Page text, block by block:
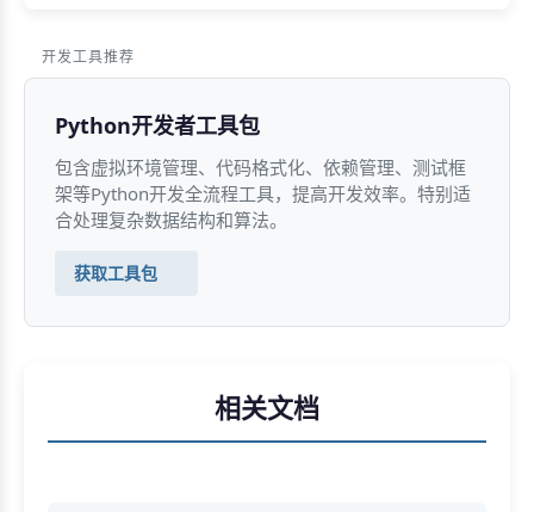
开发工具推荐
Python开发者工具包
包含虚拟环境管理、代码格式化、依赖管理、测试框
架等Python开发全流程工具，提高开发效率。特别适
合处理复杂数据结构和算法。
获取工具包
相关文档